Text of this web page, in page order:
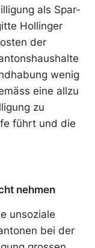
als Spar-
Hollinger
der
wenig
eine allzu
zu
führt und die
nehmen
unsoziale
bei der